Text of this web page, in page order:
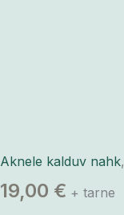
Aknele kalduv nahk,
19,00 € + tarne
MicroSilver
BG™
Face